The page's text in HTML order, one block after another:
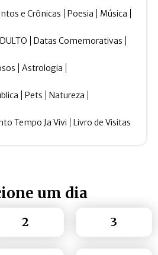
e Crônicas Poesia Música
Datas Comemorativas
Astrologia
Pets Natureza
Tempo Ja Vivi Livro de Visitas
um dia
2 3